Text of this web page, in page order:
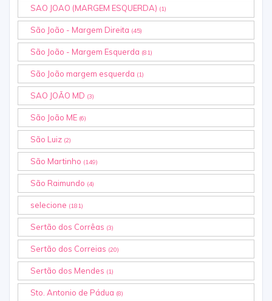
SAO JOAO (MARGEM ESQUERDA) (1)
São João - Margem Direita (45)
São João - Margem Esquerda (81)
São João margem esquerda (1)
SAO JOÃO MD (3)
São João ME (6)
São Luiz (2)
São Martinho (149)
São Raimundo (4)
selecione (181)
Sertão dos Corrêas (3)
Sertão dos Correias (20)
Sertão dos Mendes (1)
Sto. Antonio de Pádua (8)